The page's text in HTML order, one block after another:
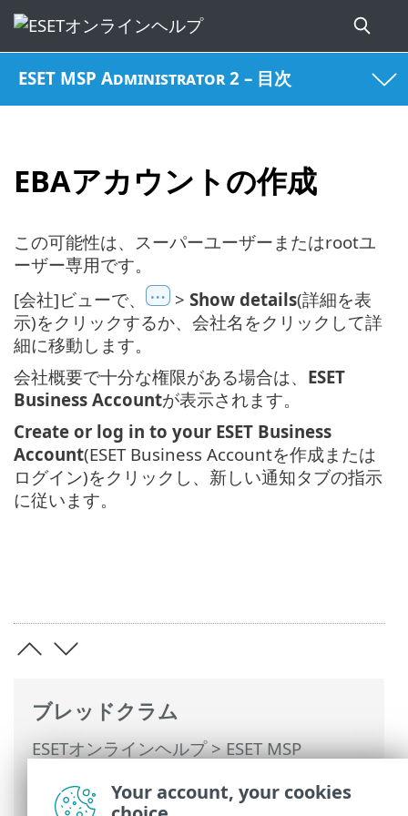
ESET MSP Administrator 2 – 目次
EBAアカウントの作成
ブレッドクラム
ESETオンラインヘルプ>ESET MSP
Administrator 2の使用 >会社> EBAアカウ
この可能性は、スーパーユーザーまたはrootユ
ーザー専用です。
[会社]ビューで、
> Show details(詳細を表
示)をクリックするか、会社名をクリックして詳
細に移動します。
会社概要で十分な権限がある場合は、 ESET
Business Accountが表示されます。
Create or log in to your ESET Business
Account(ESET Business Accountを作成または
ログイン)をクリックし、新しい通知タブの指示
に従います。
Your account, your cookies